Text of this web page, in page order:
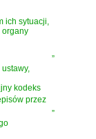
ich sytuacji,
organy
”
kodeks
przez
”